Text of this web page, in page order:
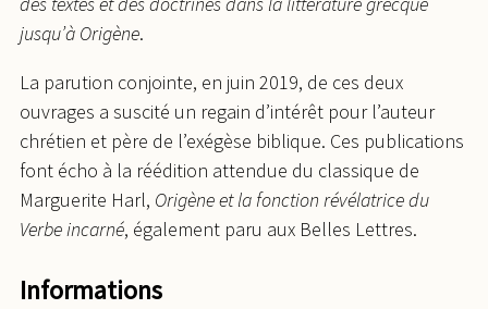
jusqu’à Origène.
La parution conjointe, en juin 2019, de ces deux
ouvrages a suscité un regain d’intérêt pour l’auteur
chrétien et père de l’exégèse biblique. Ces publications
font écho à la réédition attendue du classique de
Marguerite Harl, Origène et la fonction révélatrice du
Verbe incarné, également paru aux Belles Lettres.
Informations